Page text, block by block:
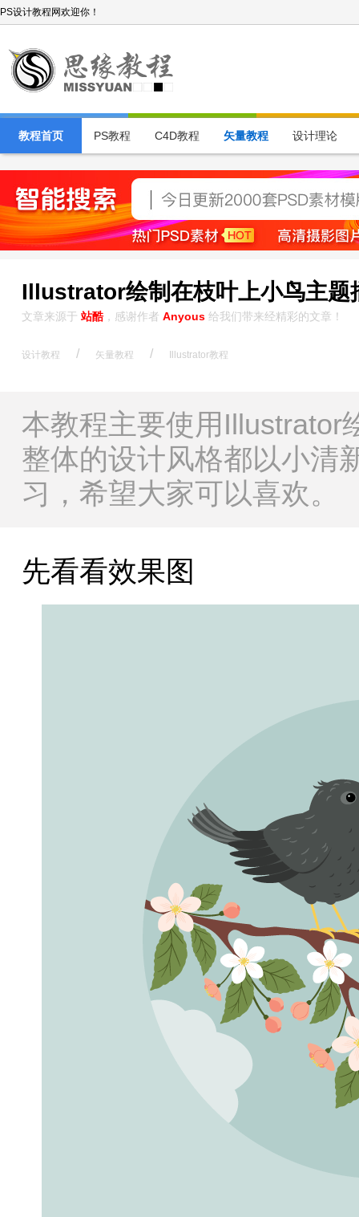
PS设计教程网欢迎你！
教程首页 PS教程 C4D教程 矢量教程 设计理论
Illustrator绘制在枝叶上小鸟主题
文章来源于 站酷，感谢作者 Anyous 给我们带来经精彩的文章！
设计教程 / 矢量教程 / Illustrator教程
本教程主要使用Illustrator
整体的设计风格都以小清
习，希望大家可以喜欢。
先看看效果图